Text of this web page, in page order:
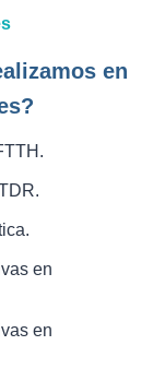
en
en
en